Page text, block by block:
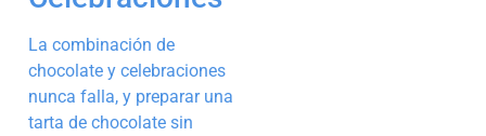
La combinación de
chocolate y celebraciones
nunca falla, y preparar una
tarta de chocolate sin